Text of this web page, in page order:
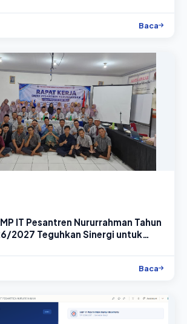
Baca
IT Pesantren Nururrahman Tahun
2027 Teguhkan Sinergi untuk
Baca